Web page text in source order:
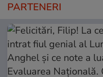
PARTENERI